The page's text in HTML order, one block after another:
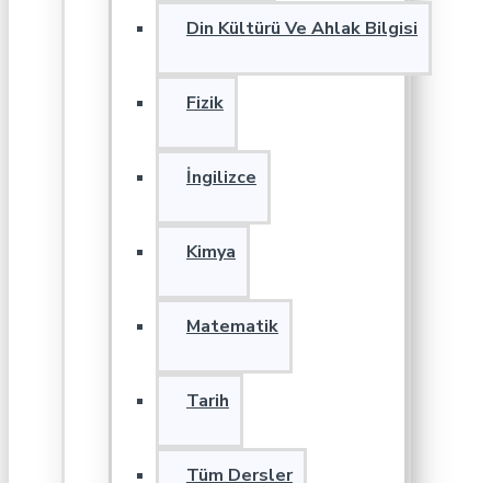
Din Kültürü Ve Ahlak Bilgisi
Fizik
İngilizce
Kimya
Matematik
Tarih
Tüm Dersler